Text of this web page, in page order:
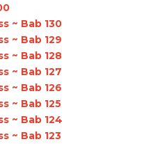
~ Bab 130
~ Bab 129
~ Bab 128
~ Bab 127
~ Bab 126
~ Bab 125
~ Bab 124
~ Bab 123